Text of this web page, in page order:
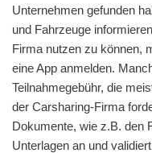
Unternehmen gefunden
und Fahrzeuge
Firma nutzen zu können,
eine App anmelden.
Teilnahmegebühr, die
der Carsharing-Firma
Dokumente, wie z.B. den
Unterlagen an und